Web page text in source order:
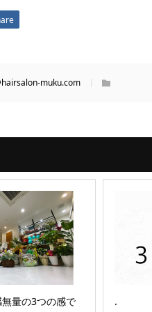
muku.com
量の3つの感で
.